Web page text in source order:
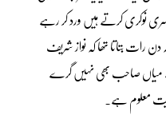
نوکری کرتے ہیں ورد کر رہے
رات بتاتا تھا کہ نواز شریف
میاں صاحب بھی نہیں گرے
معلوم ہے۔